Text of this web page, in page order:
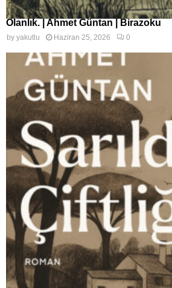
Olanlık. | Ahmet Güntan | Birazoku
by yakutlu Haziran 25, 2026 0